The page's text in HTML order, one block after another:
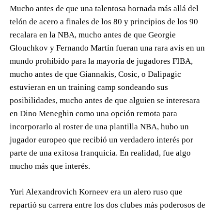
Mucho antes de que una talentosa hornada más allá del
telón de acero a finales de los 80 y principios de los 90
recalara en la NBA, mucho antes de que Georgie
Glouchkov y Fernando Martín fueran una rara avis en un
mundo prohibido para la mayoría de jugadores FIBA,
mucho antes de que Giannakis, Cosic, o Dalipagic
estuvieran en un training camp sondeando sus
posibilidades, mucho antes de que alguien se interesara
en Dino Meneghin como una opción remota para
incorporarlo al roster de una plantilla NBA, hubo un
jugador europeo que recibió un verdadero interés por
parte de una exitosa franquicia. En realidad, fue algo
mucho más que interés.
Yuri Alexandrovich Korneev era un alero ruso que
repartió su carrera entre los dos clubes más poderosos de